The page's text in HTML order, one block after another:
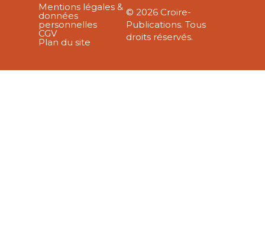
Mentions légales &
données
personnelles
CGV
Plan du site
© 2026 Croire-
Publications. Tous
droits réservés.